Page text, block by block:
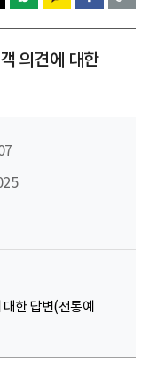
의견에 대한
한 답변(전통예